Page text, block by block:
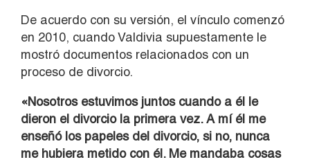
De acuerdo con su versión, el vínculo comenzó
en 2010, cuando Valdivia supuestamente le
mostró documentos relacionados con un
proceso de divorcio.
«Nosotros estuvimos juntos cuando a él le
dieron el divorcio la primera vez. A mí él me
enseñó los papeles del divorcio, si no, nunca
me hubiera metido con él. Me mandaba cosas